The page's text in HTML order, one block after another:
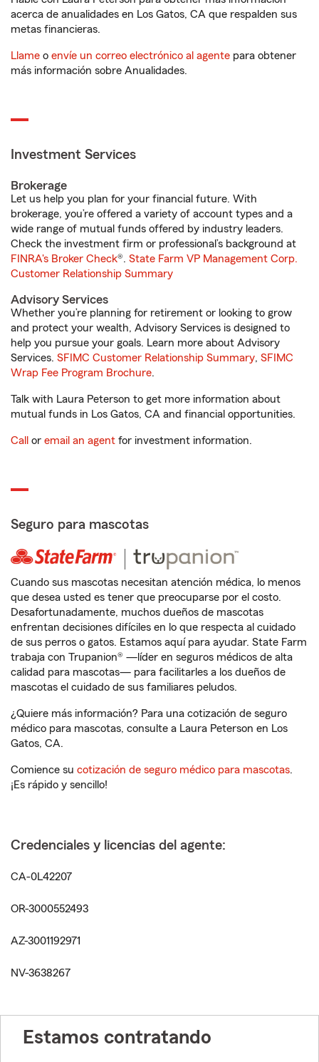
acerca de anualidades en Los Gatos, CA que respalden sus
metas financieras.
Llame o envíe un correo electrónico al agente para obtener
más información sobre Anualidades.
Investment Services
Brokerage
Let us help you plan for your financial future. With
brokerage, you’re offered a variety of account types and a
wide range of mutual funds offered by industry leaders.
Check the investment firm or professional’s background at
FINRA's Broker Check®. State Farm VP Management Corp.
Customer Relationship Summary
Advisory Services
Whether you’re planning for retirement or looking to grow
and protect your wealth, Advisory Services is designed to
help you pursue your goals. Learn more about Advisory
Services. SFIMC Customer Relationship Summary, SFIMC
Wrap Fee Program Brochure.
Talk with Laura Peterson to get more information about
mutual funds in Los Gatos, CA and financial opportunities.
Call or email an agent for investment information.
Seguro para mascotas
Cuando sus mascotas necesitan atención médica, lo menos
que desea usted es tener que preocuparse por el costo.
Desafortunadamente, muchos dueños de mascotas
enfrentan decisiones difíciles en lo que respecta al cuidado
de sus perros o gatos. Estamos aquí para ayudar. State Farm
trabaja con Trupanion® —líder en seguros médicos de alta
calidad para mascotas— para facilitarles a los dueños de
mascotas el cuidado de sus familiares peludos.
¿Quiere más información? Para una cotización de seguro
médico para mascotas, consulte a Laura Peterson en Los
Gatos, CA.
Comience su cotización de seguro médico para mascotas.
¡Es rápido y sencillo!
Credenciales y licencias del agente:
CA-0L42207
OR-3000552493
AZ-3001192971
NV-3638267
Estamos contratando